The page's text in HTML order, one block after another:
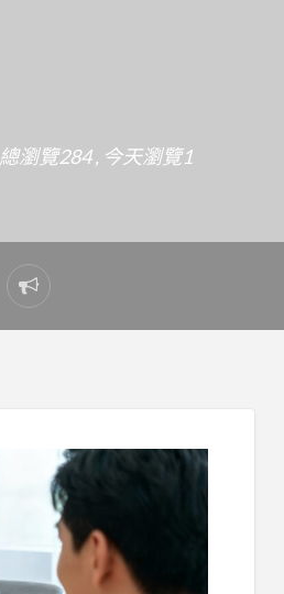
總瀏覽284 , 今天瀏覽1
Report
problem